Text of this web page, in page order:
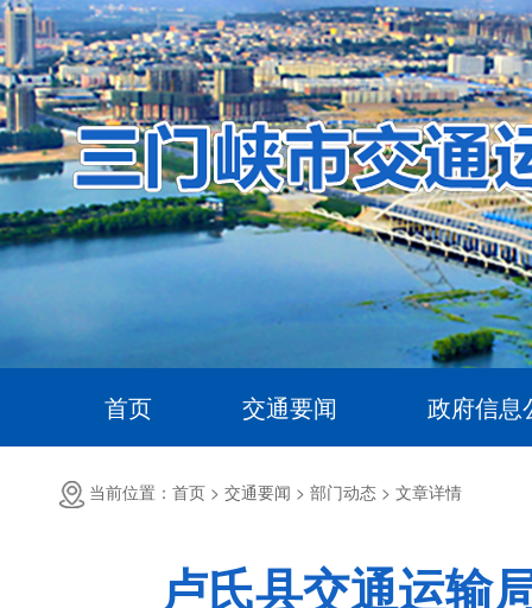
首页 交通要闻 政府信息
当前位置：首页 > 交通要闻 > 部门动态 > 文章详情
卢氏县交通运输